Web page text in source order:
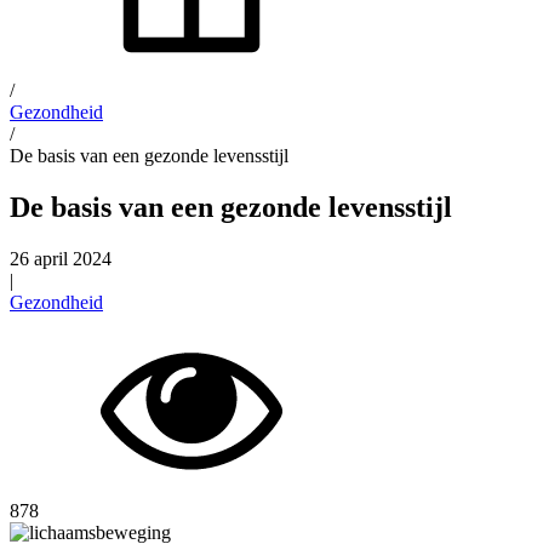
/
Gezondheid
/
De basis van een gezonde levensstijl
De basis van een gezonde levensstijl
26 april 2024
|
Gezondheid
878